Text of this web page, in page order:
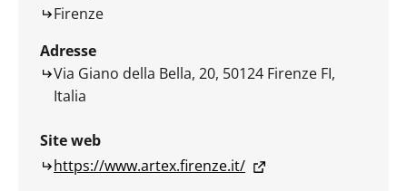
Firenze
Adresse
Via Giano della Bella, 20, 50124 Firenze FI,
Italia
Site web
https://www.artex.firenze.it/